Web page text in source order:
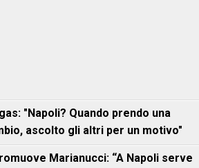
"Napoli? Quando prendo una
ascolto gli altri per un motivo"
Marianucci: “A Napoli serve